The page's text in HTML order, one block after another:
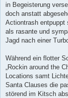
in Begeisterung
doch anstatt
Actiontrash entpuppt
als rasante und
Jagd nach einer
Während ein flotter
„Rockin around the
Locations samt
Santa Clauses die
störend im Kitsch